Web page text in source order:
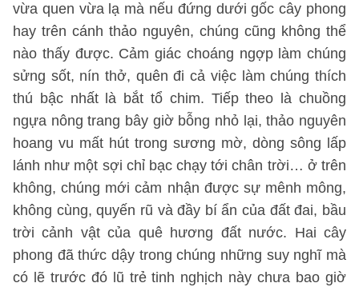
vừa quen vừa lạ mà nếu đứng dưới gốc cây phong
hay trên cánh thảo nguyên, chúng cũng không thể
nào thấy được. Cảm giác choáng ngợp làm chúng
sửng sốt, nín thở, quên đi cả việc làm chúng thích
thú bậc nhất là bắt tổ chim. Tiếp theo là chuồng
ngựa nông trang bây giờ bỗng nhỏ lại, thảo nguyên
hoang vu mất hút trong sương mờ, dòng sông lấp
lánh như một sợi chỉ bạc chạy tới chân trời… ở trên
không, chúng mới cảm nhận được sự mênh mông,
không cùng, quyến rũ và đầy bí ẩn của đất đai, bầu
trời cảnh vật của quê hương đất nước. Hai cây
phong đã thức dậy trong chúng những suy nghĩ mà
có lẽ trước đó lũ trẻ tinh nghịch này chưa bao giờ